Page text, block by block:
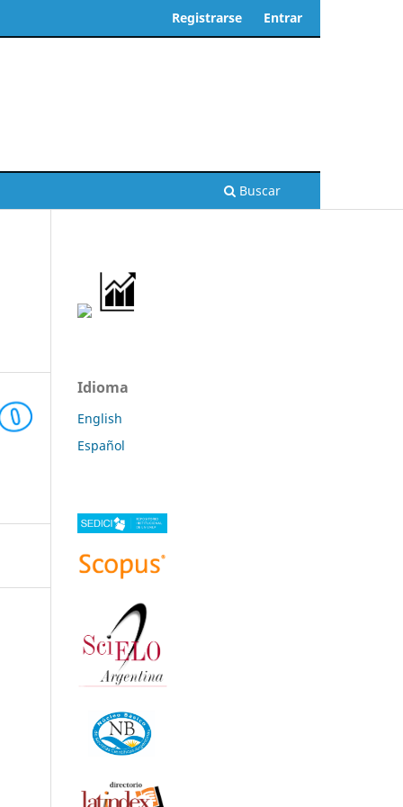
Buscar
Registrarse Entrar
Idioma
English
Español